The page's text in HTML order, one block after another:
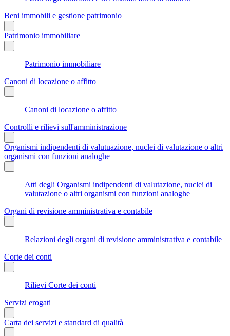
Beni immobili e gestione patrimonio
Patrimonio immobiliare
Patrimonio immobiliare
Canoni di locazione o affitto
Canoni di locazione o affitto
Controlli e rilievi sull'amministrazione
Organismi indipendenti di valutuazione, nuclei di valutazione o altri
organismi con funzioni analoghe
Atti degli Organismi indipendenti di valutazione, nuclei di
valutazione o altri organismi con funzioni analoghe
Organi di revisione amministrativa e contabile
Relazioni degli organi di revisione amministrativa e contabile
Corte dei conti
Rilievi Corte dei conti
Servizi erogati
Carta dei servizi e standard di qualità